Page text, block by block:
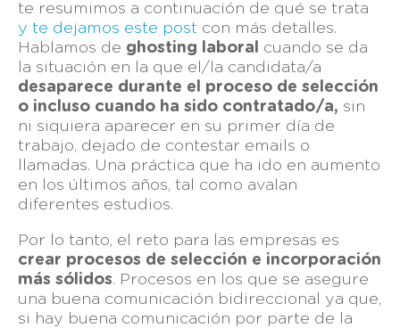
te resumimos a continuación de qué se trata
y te dejamos este post con más detalles.
Hablamos de ghosting laboral cuando se da
la situación en la que el/la candidata/a
desaparece durante el proceso de selección
o incluso cuando ha sido contratado/a, sin
ni siquiera aparecer en su primer día de
trabajo, dejado de contestar emails o
llamadas. Una práctica que ha ido en aumento
en los últimos años, tal como avalan
diferentes estudios.
Por lo tanto, el reto para las empresas es
crear procesos de selección e incorporación
más sólidos. Procesos en los que se asegure
una buena comunicación bidireccional ya que,
si hay buena comunicación por parte de la